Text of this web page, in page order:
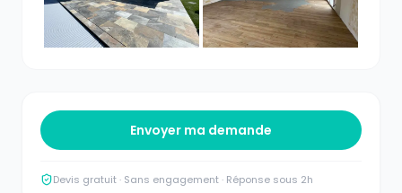
Envoyer ma demande
Devis gratuit · Sans engagement · Réponse sous 2h